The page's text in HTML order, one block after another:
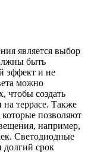
является выбор
быть
эффект и не
можно
чтобы создать
террасе. Также
позволяют
например,
Светодиодные
долгий срок